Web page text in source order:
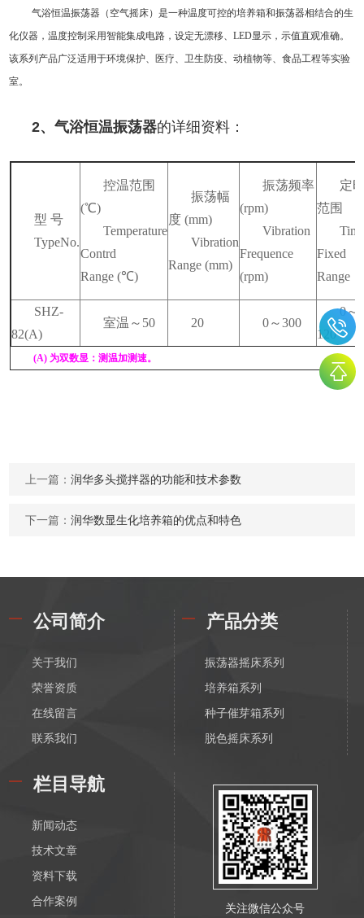
气浴恒温振荡器（空气摇床）是一种温度可控的培养箱和振荡器相结合的生
化仪器，温度控制采用智能集成电路，设定无漂移、LED显示，示值直观准确。
该系列产品广泛适用于环境保护、医疗、卫生防疫、动植物等、食品工程等实验
室。
2、气浴恒温振荡器的详细资料：
型 号
TypeNo.
控温范围
(℃)
Temperature
Contrd
Range (℃)
振荡幅
度 (mm)
Vibration
Range (mm)
振荡频率
(rpm)
Vibration
Frequence
(rpm)
定
范围
Fixed
Range
SHZ-
82(A)
室温～50 20 0～300
0～
120
(A) 为双数显：测温加测速。
上一篇：润华多头搅拌器的功能和技术参数
下一篇：润华数显生化培养箱的优点和特色
公司简介
关于我们
荣誉资质
在线留言
联系我们
产品分类
振荡器摇床系列
培养箱系列
种子催芽箱系列
脱色摇床系列
恒温磁力搅拌器系列
电动搅拌器系列
离心机系列
水浴锅系列
油浴锅系列
恒温水箱系列
栏目导航
新闻动态
技术文章
资料下载
合作案例
关注微信公众号